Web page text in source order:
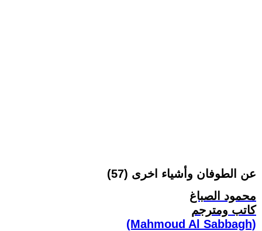
عن الطوفان وأشياء اخرى (57)
محمود الصباغ
كاتب ومترجم
(Mahmoud Al Sabbagh)